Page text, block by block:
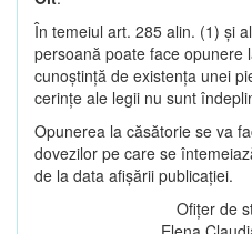
În temeiul art. 285 alin. (1) și
persoană poate face opunere
cunoștință de existența unei
cerințe ale legii nu sunt
Opunerea la căsătorie se va
dovezilor pe care se
de la data afișării publicației.
Ofițer de